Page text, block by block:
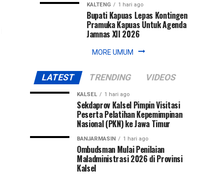
KALTENG 1 hari ago
Bupati Kapuas Lepas Kontingen
Pramuka Kapuas Untuk Agenda
Jamnas XII 2026
MORE UMUM
LATEST TRENDING VIDEOS
KALSEL 1 hari ago
Sekdaprov Kalsel Pimpin Visitasi
Peserta Pelatihan Kepemimpinan
Nasional (PKN) ke Jawa Timur
BANJARMASIN 1 hari ago
Ombudsman Mulai Penilaian
Maladministrasi 2026 di Provinsi
Kalsel